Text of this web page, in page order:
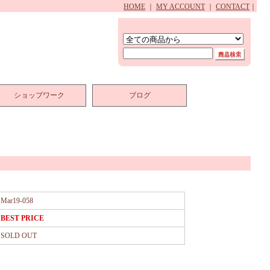
HOME MY ACCOUNT CONTACT
ショップワーク ブログ
Mar19-058
BEST PRICE
SOLD OUT